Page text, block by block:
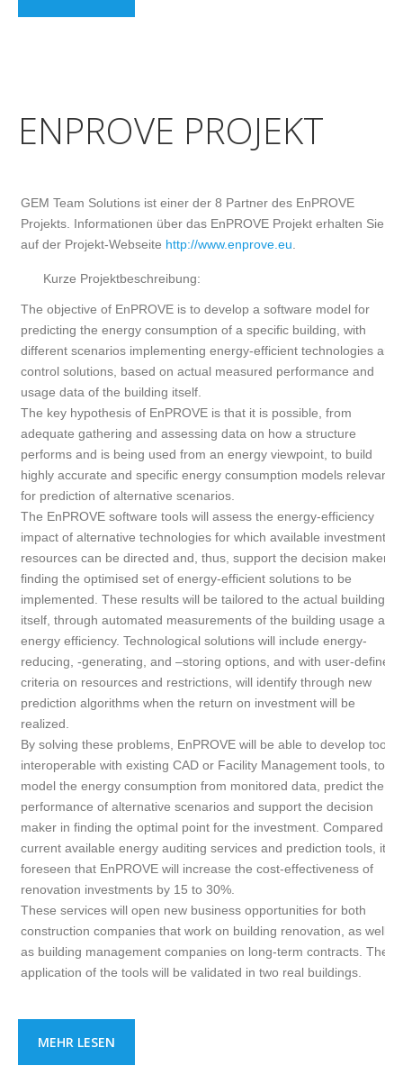
ENPROVE PROJEKT
GEM Team Solutions ist einer der 8 Partner des EnPROVE
Projekts. Informationen über das EnPROVE Projekt erhalten Sie
auf der Projekt-Webseite http://www.enprove.eu
Kurze Projektbeschreibung:
The objective of EnPROVE is to develop a software model for
predicting the energy consumption of a specific building, with
different scenarios implementing energy-efficient technologies and
control solutions, based on actual measured performance and
usage data of the building itself.
The key hypothesis of EnPROVE is that it is possible, from
adequate gathering and assessing data on how a structure
performs and is being used from an energy viewpoint, to build
highly accurate and specific energy consumption models relevant
for prediction of alternative scenarios.
The EnPROVE software tools will assess the energy-efficiency
impact of alternative technologies for which available investment
resources can be directed and, thus, support the decision maker
finding the optimised set of energy-efficient solutions to be
implemented. These results will be tailored to the actual building
itself, through automated measurements of the building usage and
energy efficiency. Technological solutions will include energy-
reducing, -generating, and –storing options, and with user-defined
criteria on resources and restrictions, will identify through new
prediction algorithms when the return on investment will be
realized.
By solving these problems, EnPROVE will be able to develop tools,
interoperable with existing CAD or Facility Management tools, to
model the energy consumption from monitored data, predict the
performance of alternative scenarios and support the decision
maker in finding the optimal point for the investment. Compared to
current available energy auditing services and prediction tools, it is
foreseen that EnPROVE will increase the cost-effectiveness of
renovation investments by 15 to 30%.
These services will open new business opportunities for both
construction companies that work on building renovation, as well
as building management companies on long-term contracts. The
application of the tools will be validated in two real buildings.
MEHR LESEN